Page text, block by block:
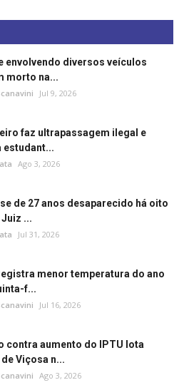
envolvendo diversos veículos
morto na...
Jul 9, 2026
faz ultrapassagem ilegal e
estudant...
Ago 3, 2026
de 27 anos desaparecido há oito
...
Jul 31, 2026
menor temperatura do ano
f...
Jul 16, 2026
contra aumento do IPTU lota
Viçosa n...
Ago 3, 2026